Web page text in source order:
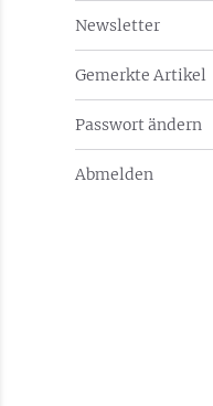
Newsletter
Gemerkte Artikel
Passwort ändern
Abmelden